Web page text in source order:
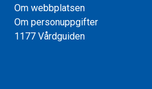
Om webbplatsen
Om personuppgifter
1177 Vårdguiden